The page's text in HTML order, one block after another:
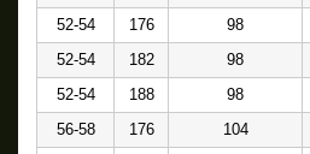
52-54
176 98
52-54
182 98
52-54
188 98
56-58
176 104